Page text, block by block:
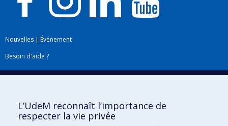
Nouvelles | Événement
Besoin d'aide ?
Plan du site|Accessibilité
L’UdeM reconnaît l’importance de
respecter la vie privée